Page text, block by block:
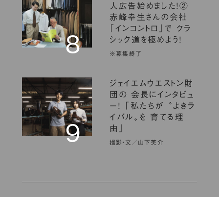
８
人広告始めました！②
赤峰幸生さんの会社
「インコントロ」で クラ
シック道を極めよう！
※募集終了
9
ジェイエムウエストン財
団の 会長にインタビュ
ー！ 「私たちが 〝よきラ
イバル〟を 育てる理
由」
撮影・文／山下英介